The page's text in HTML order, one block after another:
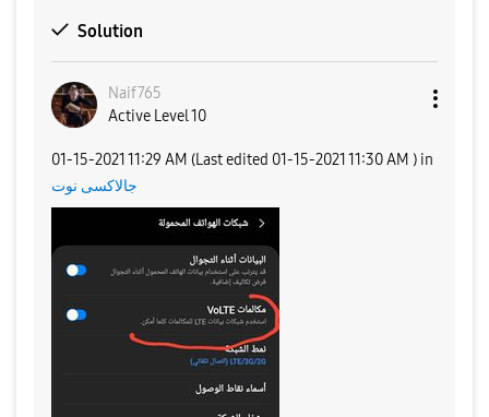
Solution
Naif765
Active Level 10
‎01-15-2021 11:29 AM (Last edited ‎01-15-2021 11:30 AM ) in
جالاكسى نوت